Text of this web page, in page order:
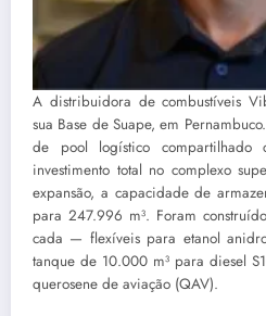
A distribuidora de combustíveis
sua Base de Suape, em
de pool logístico
investimento total no complexo
expansão, a capacidade de
para 247.996 m³. Foram
cada — flexíveis para etanol
tanque de 10.000 m³ para diesel
querosene de aviação (QAV).